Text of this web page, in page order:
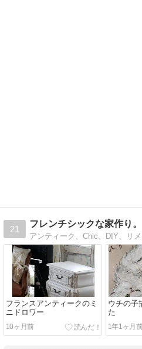
21
フレンチシックな家作り。
フランスアンティークのミ
ニドロワー
10ヶ月前
ウチの子
た
1年1ヶ月